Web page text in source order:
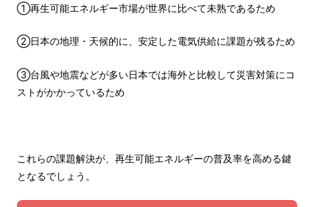
①再生可能エネルギー市場が世界に比べて未熟であるため
②日本の地理・天候的に、安定した電気供給に課題が残るため
③台風や地震などが多い日本では海外と比較して災害対策にコ
ストがかかっているため
これらの課題解決が、再生可能エネルギーの普及率を高める鍵
となるでしょう。